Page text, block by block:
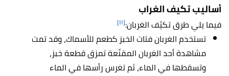
أساليب تكيف الغراب
فيما يلي طرق تكيّف الغربان:[١١]
تستخدم الغربان فتات الخبز كطعم للأسماك، وقد تمت
مشاهدة أحد الغربان المقنّعة تمزق قطعة خبز،
وتسقطها في الماء، ثم تغرس رأسها في الماء